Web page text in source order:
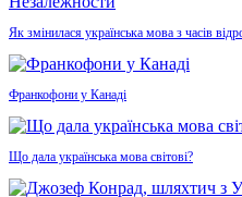
Як змінилася українська мова з часів
Франкофони у Канаді
Що дала українська мова світові?